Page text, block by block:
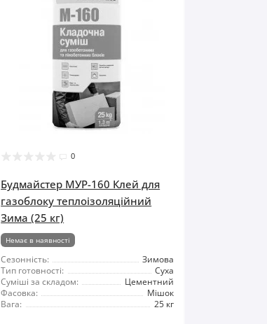
0
Будмайстер МУР-160 Клей для
газоблоку теплоізоляційний
Зима (25 кг)
Немає в наявності
Сезонність:
Зимова
Тип готовності:
Суха
Суміші за складом:
Цементний
Фасовка:
Мішок
Вага:
25 кг